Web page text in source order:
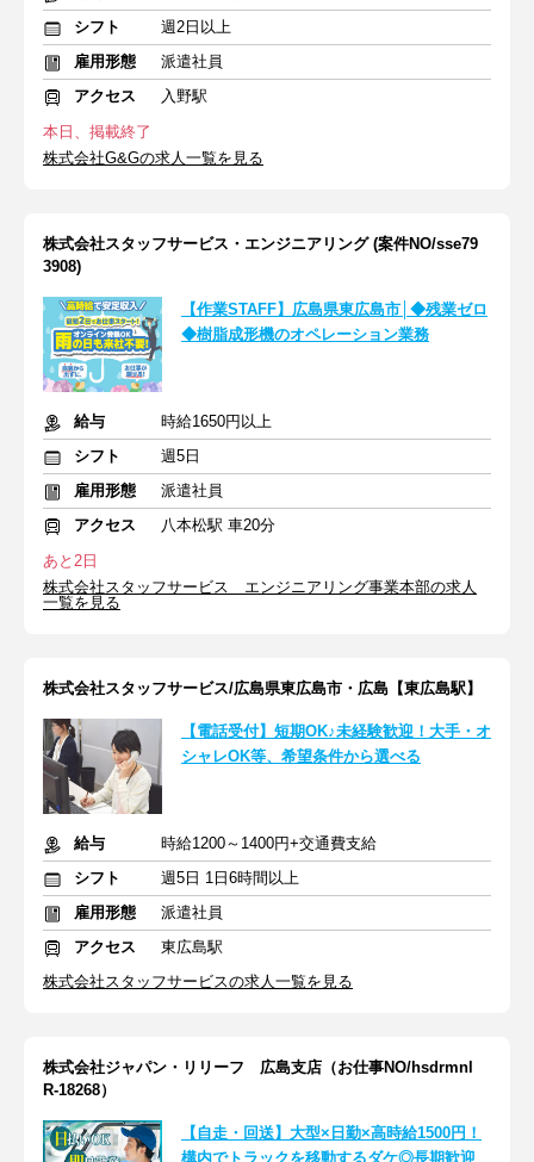
シフト
週2日以上
雇用形態
派遣社員
アクセス
入野駅
本日、掲載終了
株式会社G&Gの求人一覧を見る
株式会社スタッフサービス・エンジニアリング (案件NO/sse79
3908)
【作業STAFF】広島県東広島市│◆残業ゼロ
◆樹脂成形機のオペレーション業務
給与
時給1650円以上
シフト
週5日
雇用形態
派遣社員
アクセス
八本松駅 車20分
あと2日
株式会社スタッフサービス エンジニアリング事業本部の求人
一覧を見る
株式会社スタッフサービス/広島県東広島市・広島【東広島駅】
【電話受付】短期OK♪未経験歓迎！大手・オ
シャレOK等、希望条件から選べる
給与
時給1200～1400円+交通費支給
シフト
週5日 1日6時間以上
雇用形態
派遣社員
アクセス
東広島駅
株式会社スタッフサービスの求人一覧を見る
株式会社ジャパン・リリーフ 広島支店（お仕事NO/hsdrmnl
R-18268）
【自走・回送】大型×日勤×高時給1500円！
構内でトラックを移動するダケ◎長期歓迎